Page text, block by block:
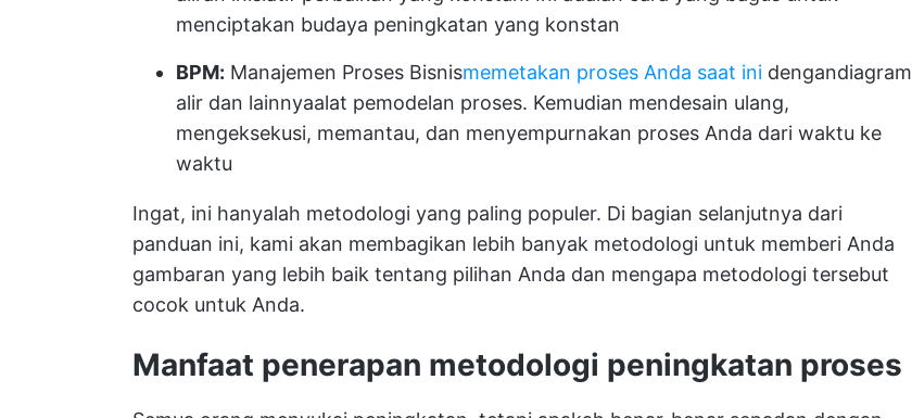
menciptakan budaya peningkatan yang konstan
BPM: Manajemen Proses Bisnismemetakan proses Anda saat ini dengandiagram
alir dan lainnyaalat pemodelan proses. Kemudian mendesain ulang,
mengeksekusi, memantau, dan menyempurnakan proses Anda dari waktu ke
waktu
Ingat, ini hanyalah metodologi yang paling populer. Di bagian selanjutnya dari
panduan ini, kami akan membagikan lebih banyak metodologi untuk memberi Anda
gambaran yang lebih baik tentang pilihan Anda dan mengapa metodologi tersebut
cocok untuk Anda.
Manfaat penerapan metodologi peningkatan proses